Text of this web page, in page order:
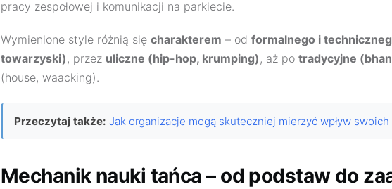
pracy zespołowej i komunikacji na parkiecie.
Wymienione style różnią się charakterem – od formalnego i
towarzyski), przez uliczne (hip-hop, krumping), aż po tradycyjne
(house, waacking).
Przeczytaj także: Jak organizacje mogą skuteczniej mierzyć wpływ swoich
Mechanik nauki tańca – od podstaw do